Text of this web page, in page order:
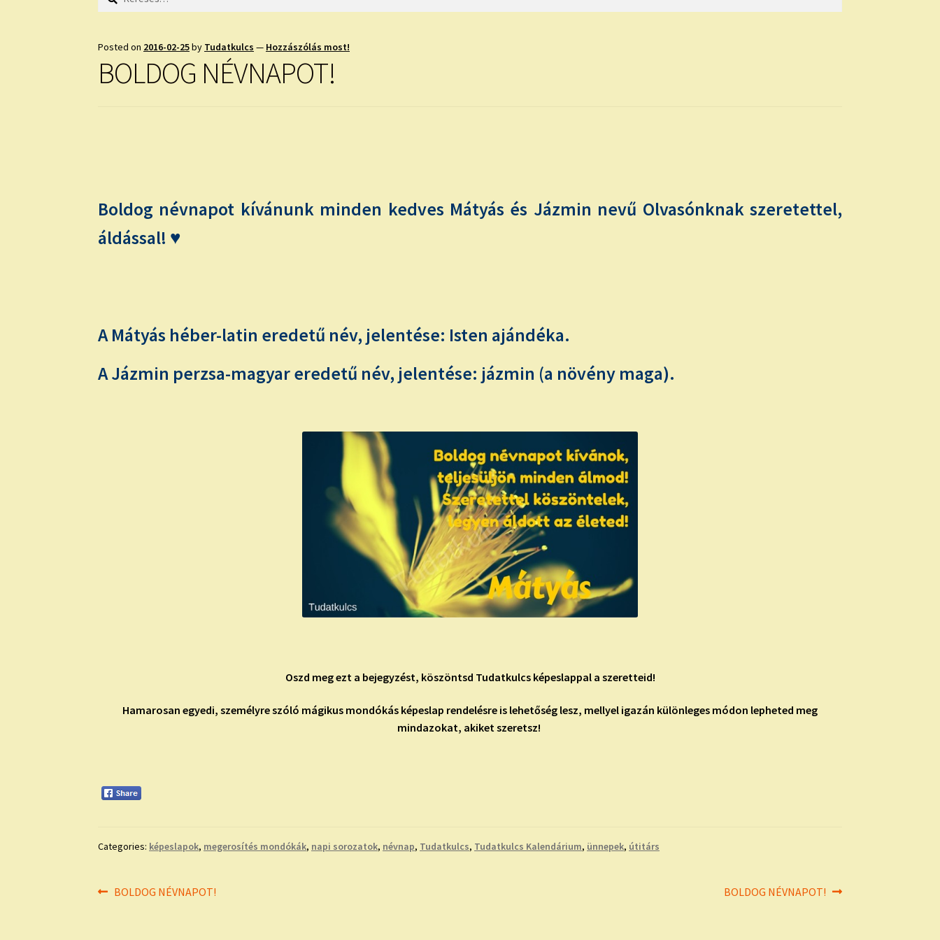
Posted on 2016-02-25by Tudatkulcs — Hozzászólás most!
BOLDOG NÉVNAPOT!
Boldog névnapot kívánunk minden kedves Mátyás és Jázmin nevű Olvasónknak szeretettel,
áldással! ♥
A Mátyás héber-latin eredetű név, jelentése: Isten ajándéka.
A Jázmin perzsa-magyar eredetű név, jelentése: jázmin (a növény maga).
Oszd meg ezt a bejegyzést, köszöntsd Tudatkulcs képeslappal a szeretteid!
Hamarosan egyedi, személyre szóló mágikus mondókás képeslap rendelésre is lehetőség lesz, mellyel igazán különleges módon lepheted meg
mindazokat, akiket szeretsz!
Categories: képeslapok, megerosítés mondókák, napi sorozatok, névnap, Tudatkulcs, Tudatkulcs Kalendárium, ünnepek, útitárs
Bejegyzés
Previous
BOLDOG NÉVNAPOT!
Next
BOLDOG NÉVNAPOT!